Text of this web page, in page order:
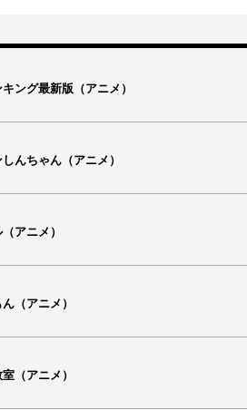
ング最新版（アニメ）
んちゃん（アニメ）
アニメ）
（アニメ）
（アニメ）